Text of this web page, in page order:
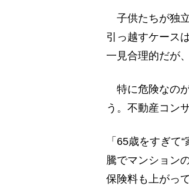
子供たちが独
引っ越すケース
一見合理的だが
特に危険なの
う。不動産コン
「65歳をすぎて
騰でマンション
保険料も上がっ